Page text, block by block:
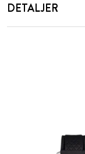
DETALJER